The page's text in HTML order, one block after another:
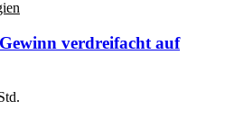
verdreifacht auf